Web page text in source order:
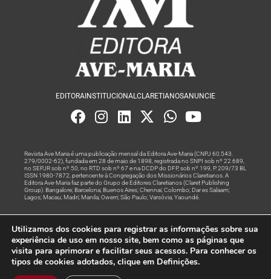
EDITORA INSTITUCIONALCLARETIANOSANUNCIE
Revista Ave Maria é uma publicação mensal da Editora Ave-Maria (CNPJ 60.543.
279/0002-62), fundada em 28 de maio de 1898, registrada no SNPI sob nº 22.689,
no SEPJR sob nº 50, no RTD sob nº 67 e na DCDP do DFP, sob nº 199, P. 209/73 BL
ISSN 1980-7872, pertencente à Congregação dos Missionários Claretianos. A
Editora Ave-Maria faz parte do Grupo de Editores Claretianos (Claret Publishing
Group). Bangalore; Barcelona; Buenos Aires; Chennai; Colombo; Dar es Salaam;
Lagos; Macau; Madri; Manila; Owerri; São Paulo; Varsóvia; Yaoundé.
Rede
© Todos os Direitos Reservados
Utilizamos dos cookies para registrar as informações sobre sua
experiência de uso em nosso site, bem como as páginas que
visita para aprimorar e facilitar seus acessos. Para conhecer os
tipos de cookies adotados, clique em Definições.